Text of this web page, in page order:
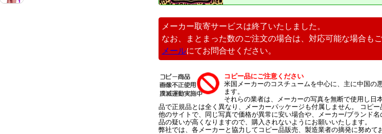
メーカー取寄サービスは終了いたしました。
なお、まとまった数のご注文の場合は、対応可能な場合もご
メールにてお問合せください。
コピー品にご注意ください
米国メーカーのコスチュームを中心に、主に中国の
ます。
それらの業者は、メーカーの写真を無断で使用し日
品で正規品とは全く異なり、メーカーパッケージも付属しません。 コピ
他のサイトで、同じ写真で価格が異常に安い場合や、メーカー/ブランド
品の疑いが高くなりますので、購入されないようにお願いいたします。
弊社では、各メーカーと協力してコピー品販売、製造業者の摘発に努めて